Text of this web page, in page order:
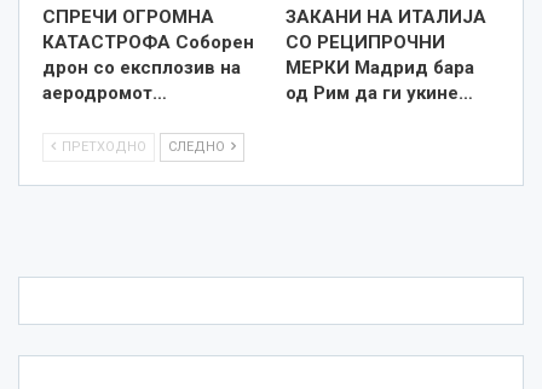
СПРЕЧИ ОГРОМНА
КАТАСТРОФА Соборен
дрон со експлозив на
аеродромот…
ЗАКАНИ НА ИТАЛИЈА
СО РЕЦИПРОЧНИ
МЕРКИ Мадрид бара
од Рим да ги укине…
ПРЕТХОДНО СЛЕДНО